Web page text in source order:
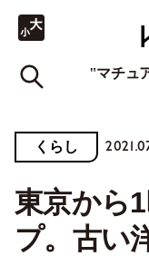
"マチュ
くらし
東京から
プ。古い